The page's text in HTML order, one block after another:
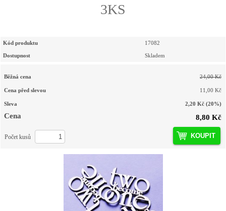
3KS
Kód produktu 17082
Dostupnost Skladem
Běžná cena 24,00 Kč
Cena před slevou 11,00 Kč
Sleva 2,20 Kč (20%)
Cena 8,80 Kč
KOUPIT
Počet kusů